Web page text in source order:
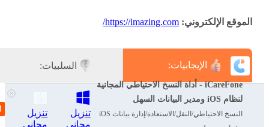
الموقع الإلكتروني: https://imazing.com/
الإيجابيات:
واجهة مستخدم سهلة الاستخدام مع
السلبيات:
قد تكون تكلفة الشراء لمرة واحدة
مرتفعة لبعض المستخدمين.
iCareFone - أداة النسخ الاحتياطي المجانية
لنظام iOS ومدير البيانات السهل
النسخ الاحتياطي/النقل/الاستعادة/إدارة بيانات iOS
تنزيل
مجاني
تنزيل
مجاني